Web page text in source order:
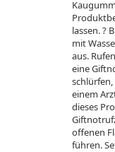
lassen. ?
mit
aus.
eine
einem
dieses
offenen
führen.